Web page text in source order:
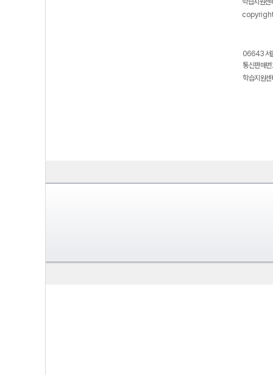
06643 서
통신판매
학습지원